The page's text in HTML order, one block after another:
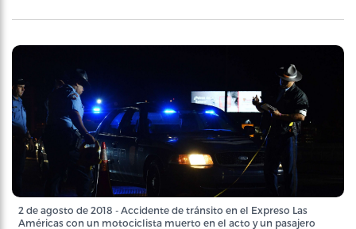
2 de agosto de 2018 - Accidente de tránsito en el Expreso Las
Américas con un motociclista muerto en el acto y un pasajero